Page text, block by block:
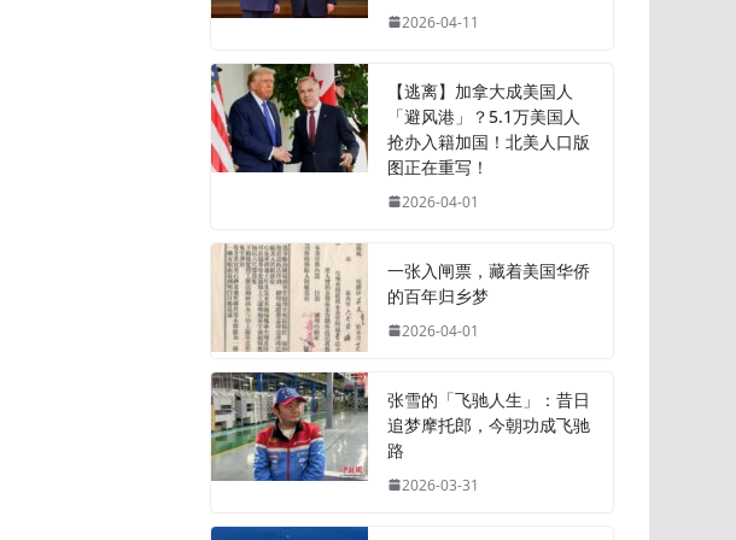
2026-04-11
【逃离】加拿大成美国人
「避风港」？5.1万美国人
抢办入籍加国！北美人口版
图正在重写！
2026-04-01
一张入闸票，藏着美国华侨
的百年归乡梦
2026-04-01
张雪的「飞驰人生」：昔日
追梦摩托郎，今朝功成飞驰
路
2026-03-31